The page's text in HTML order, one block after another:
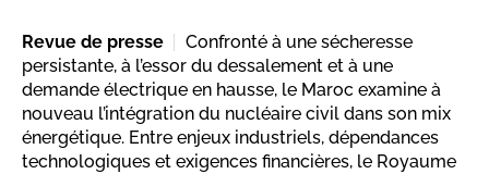
Revue de presse
Confronté à une sécheresse
persistante, à l’essor du dessalement et à une
demande électrique en hausse, le Maroc examine à
nouveau l’intégration du nucléaire civil dans son mix
énergétique. Entre enjeux industriels, dépendances
technologiques et exigences financières, le Royaume